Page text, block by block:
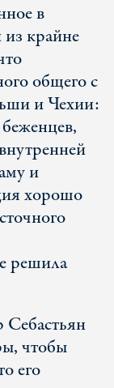
в
крайне
общего с
и Чехии:
и
хорошо
решила
чтобы
его